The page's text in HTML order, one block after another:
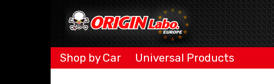
Shop by Car Universal Products